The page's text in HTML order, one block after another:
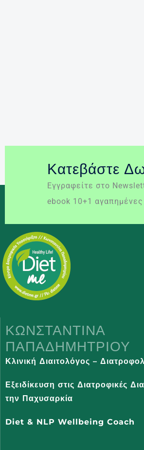
Κατεβάστε
Εγγραφείτε στο
ebook 10+1
ΚΩΝΣΤΑΝΤΊΝΑ
ΠΑΠΑΔΗΜΗΤΡΊΟΥ
Κλινική Διαιτολόγος –
Εξειδίκευση στις Διατροφικές
την Παχυσαρκία
Diet & NLP Wellbeing Coach